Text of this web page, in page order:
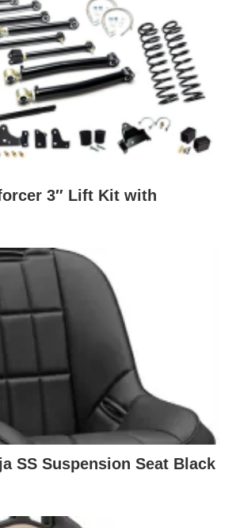
3″ Lift Kit with
SS Suspension Seat Black